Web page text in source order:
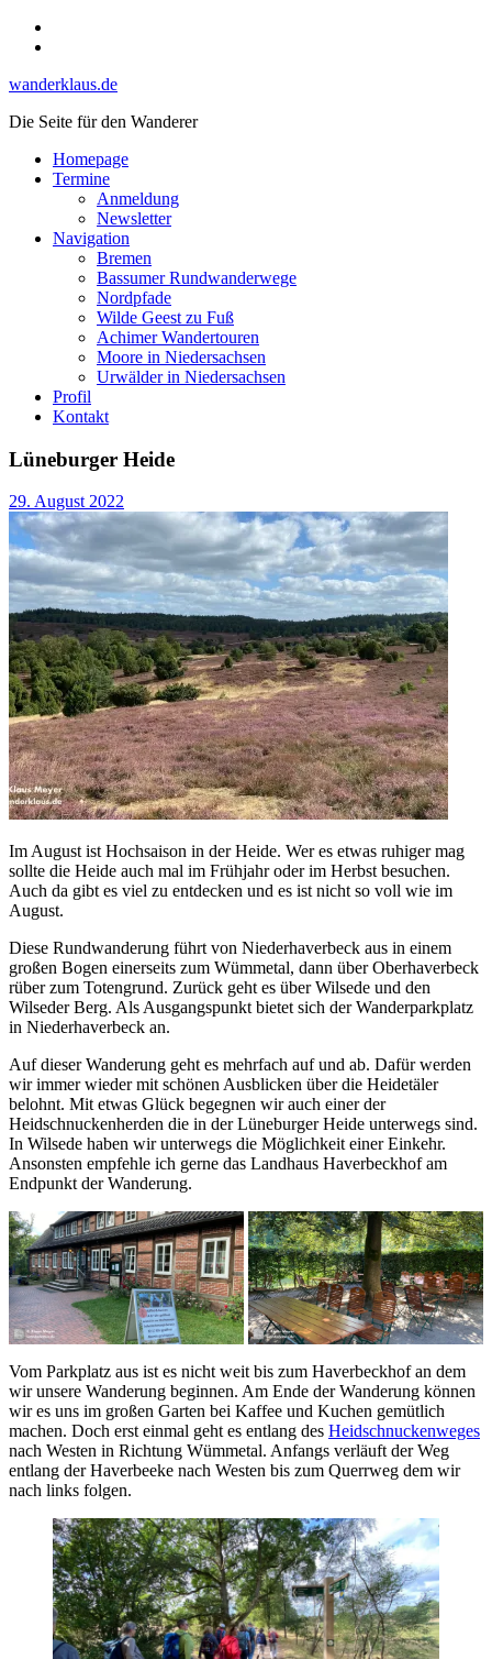
Skip
wanderklaus.de
Die Seite für den Wanderer
Homepage
Termine
Anmeldung
Newsletter
Navigation
Bremen
Bassumer Rundwanderwege
Nordpfade
Wilde Geest zu Fuß
Achimer Wandertouren
Moore in Niedersachsen
Urwälder in Niedersachsen
Profil
Kontakt
Lüneburger Heide
29. August 2022
Im August ist Hochsaison in der Heide. Wer es etwas ruhiger mag
sollte die Heide auch mal im Frühjahr oder im Herbst besuchen.
Auch da gibt es viel zu entdecken und es ist nicht so voll wie im
August.
Diese Rundwanderung führt von Niederhaverbeck aus in einem
großen Bogen einerseits zum Wümmetal, dann über Oberhaverbeck
rüber zum Totengrund. Zurück geht es über Wilsede und den
Wilseder Berg. Als Ausgangspunkt bietet sich der Wanderparkplatz
in Niederhaverbeck an.
Auf dieser Wanderung geht es mehrfach auf und ab. Dafür werden
wir immer wieder mit schönen Ausblicken über die Heidetäler
belohnt. Mit etwas Glück begegnen wir auch einer der
Heidschnuckenherden die in der Lüneburger Heide unterwegs sind.
In Wilsede haben wir unterwegs die Möglichkeit einer Einkehr.
Ansonsten empfehle ich gerne das Landhaus Haverbeckhof am
Endpunkt der Wanderung.
Vom Parkplatz aus ist es nicht weit bis zum Haverbeckhof an dem
wir unsere Wanderung beginnen. Am Ende der Wanderung können
wir es uns im großen Garten bei Kaffee und Kuchen gemütlich
machen. Doch erst einmal geht es entlang des Heidschnuckenweges
nach Westen in Richtung Wümmetal. Anfangs verläuft der Weg
entlang der Haverbeeke nach Westen bis zum Querrweg dem wir
nach links folgen.